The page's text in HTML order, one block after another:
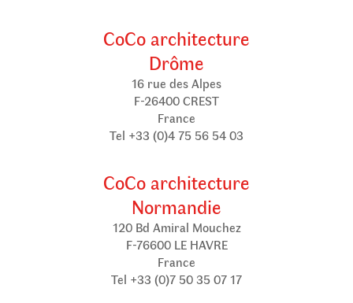
CoCo architecture
Drôme
16 rue des Alpes
F-26400 CREST
France
Tel +33 (0)4 75 56 54 03
CoCo architecture
Normandie
120 Bd Amiral Mouchez
F-76600 LE HAVRE
France
Tel +33 (0)7 50 35 07 17